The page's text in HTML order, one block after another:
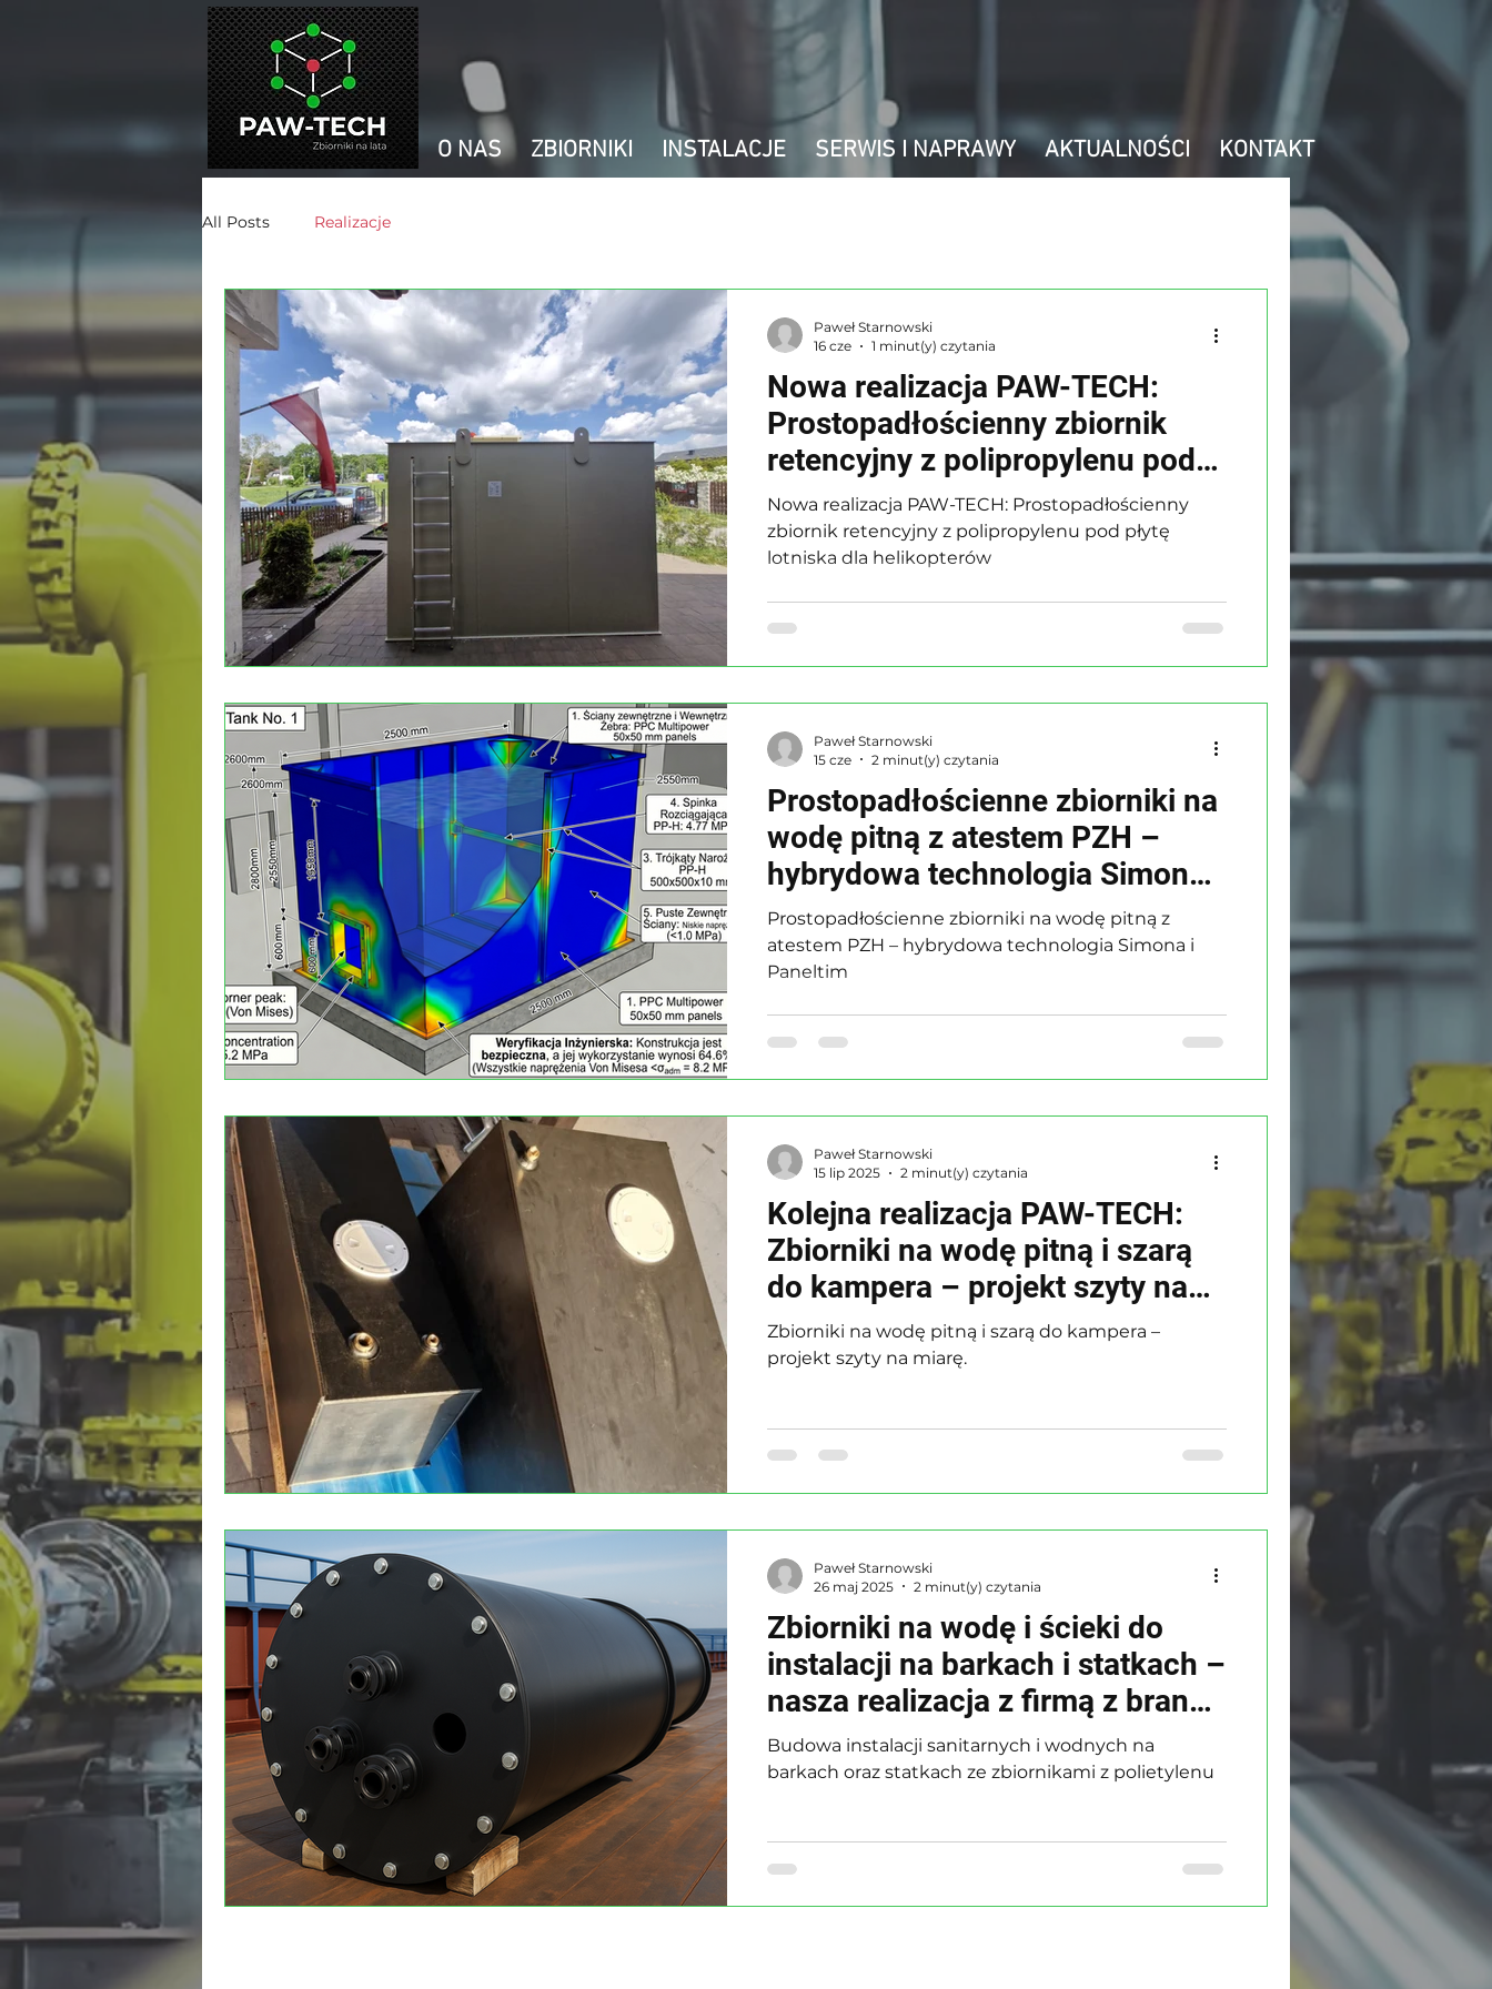
O NAS ZBIORNIKI INSTALACJE SERWIS I NAPRAWY AKTUALNOŚCI KONTAKT
All Posts Realizacje
Nowa realizacja PAW-TECH:
Prostopadłościenny zbiornik
retencyjny z polipropylenu pod
płytę lotniska dla helikopterów
Nowa realizacja PAW-TECH: Prostopadłościenny
zbiornik retencyjny z polipropylenu pod płytę
lotniska dla helikopterów
Paweł Starnowski
16 cze
1 minut(y) czytania
Prostopadłościenne zbiorniki na
wodę pitną z atestem PZH –
hybrydowa technologia Simona i
Paneltim
Prostopadłościenne zbiorniki na wodę pitną z
atestem PZH – hybrydowa technologia Simona i
Paneltim
Paweł Starnowski
15 cze
2 minut(y) czytania
Kolejna realizacja PAW-TECH:
Zbiorniki na wodę pitną i szarą
do kampera – projekt szyty na
miarę.
Zbiorniki na wodę pitną i szarą do kampera –
projekt szyty na miarę.
Paweł Starnowski
15 lip 2025
2 minut(y) czytania
Zbiorniki na wodę i ścieki do
instalacji na barkach i statkach –
nasza realizacja z firmą z branży
morskiej
Budowa instalacji sanitarnych i wodnych na
barkach oraz statkach ze zbiornikami z polietylenu
Paweł Starnowski
26 maj 2025
2 minut(y) czytania